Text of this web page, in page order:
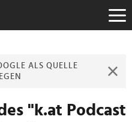
ALS QUELLE
"k.at Podcast